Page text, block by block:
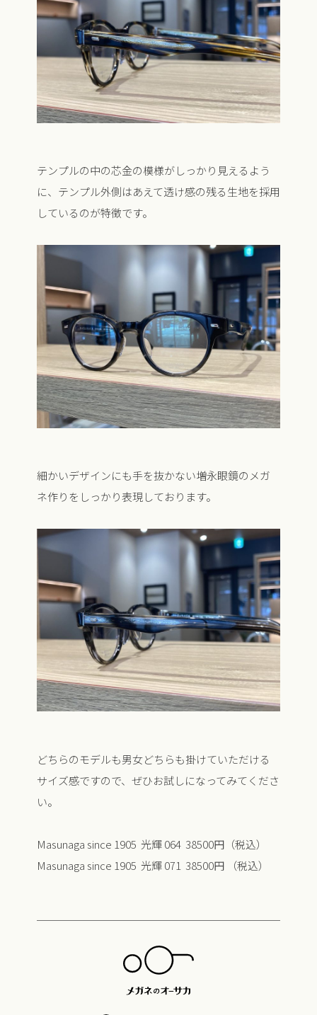
テンプルの中の芯金の模様がしっかり見えるよう
に、テンプル外側はあえて透け感の残る生地を採用
しているのが特徴です。
細かいデザインにも手を抜かない増永眼鏡のメガ
ネ作りをしっかり表現しております。
どちらのモデルも男女どちらも掛けていただける
サイズ感ですので、ぜひお試しになってみてくださ
い。
Masunaga since 1905 光輝 064 38500円（税込）
Masunaga since 1905 光輝 071 38500円 （税込）